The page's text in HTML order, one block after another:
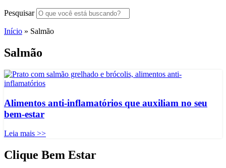
Pesquisar
Início » Salmão
Salmão
Alimentos anti-inflamatórios que auxiliam no seu
bem-estar
Leia mais >>
Clique Bem Estar